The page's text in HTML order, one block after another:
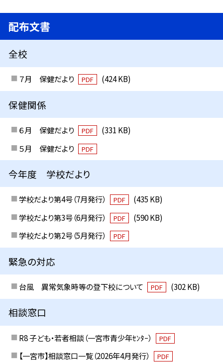
配布文書
全校
７月 保健だより PDF (424 KB)
保健関係
６月 保健だより PDF
(331 KB)
５月 保健だより
PDF
今年度 学校だより
学校だより第4号（7月発行） PDF
(435 KB)
学校だより第3号（6月発行）
PDF
(590 KB)
学校だより第2号（5月発行）
PDF
緊急の対応
台風 異常気象時等の登下校について PDF (302 KB)
相談窓口
R8 子ども・若者相談（一宮市青少年ｾﾝﾀｰ） PDF
【一宮市】相談窓口一覧（2026年4月発行） PDF